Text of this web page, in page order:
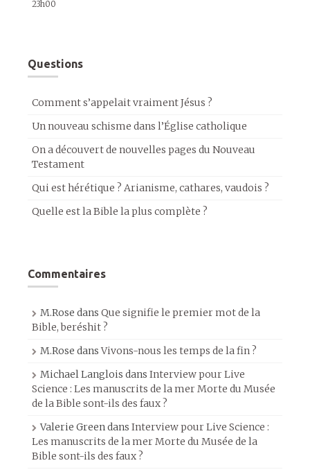
23h00
Questions
Comment s’appelait vraiment Jésus ?
Un nouveau schisme dans l’Église catholique
On a découvert de nouvelles pages du Nouveau
Testament
Qui est hérétique ? Arianisme, cathares, vaudois ?
Quelle est la Bible la plus complète ?
Commentaires
M.Rose dans Que signifie le premier mot de la
Bible, beréshit ?
M.Rose dansVivons-nous les temps de la fin ?
Michael Langlois dans Interview pour Live
Science : Les manuscrits de la mer Morte du Musée
de la Bible sont-ils des faux ?
Valerie Greendans Interview pour Live Science :
Les manuscrits de la mer Morte du Musée de la
Bible sont-ils des faux ?